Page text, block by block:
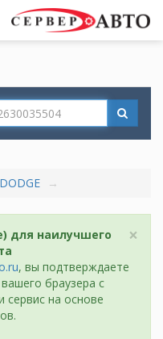
DODGE
×
для наилучшего
, вы подтверждаете
браузера с
сервис на основе